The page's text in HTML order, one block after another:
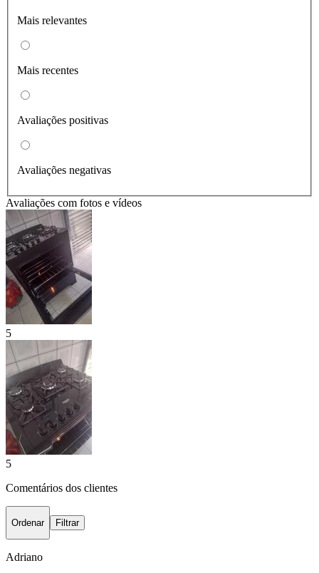
Mais relevantes
Mais recentes
Avaliações positivas
Avaliações negativas
Avaliações com fotos e vídeos
5
5
Comentários dos clientes
Ordenar Filtrar
Adriano